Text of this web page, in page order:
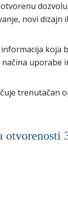
novi
koja
uporabe
trenutačan
otvorenosti